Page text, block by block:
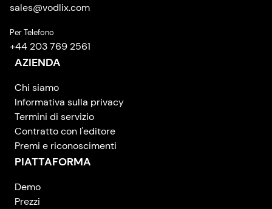
sales@vodlix.com
Per Telefono
+44 203 769 2561
AZIENDA
Chi siamo
Informativa sulla privacy
Termini di servizio
Contratto con l'editore
Premi e riconoscimenti
PIATTAFORMA
Demo
Prezzi